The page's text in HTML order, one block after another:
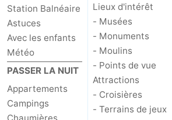
Contact
Station Balnéaire
Astuces
Avec les enfants
Météo
PASSER LA NUIT
Appartements
Campings
Lieux d'intérêt
- Musées
- Monuments
- Moulins
- Points de vue
Attractions
- Croisières
- Terrains de jeux